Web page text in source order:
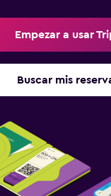
Empezar a usar
Buscar mis